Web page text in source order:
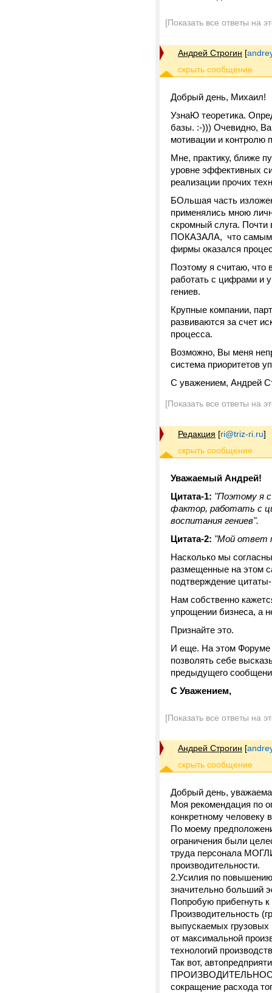
[Показать все ответы на
Андрей Строгин [
Добрый день, Михаил!
УзнаЮ теоретика.
базы. :-))) Очевидно,
мотивации и контролю
Мне, практику, ближе
уровне эффективных
реализации прочих
БОльшая часть
применялись мною
скромный слуга.
ПОКАЗАЛА, что самым
фирмы оказался
Поэтому я считаю, что
работать с цифрами и
гениев.
Крупные компании,
развиваются за счет
процесса.
Возможно, Вы меня
система приоритетов
С уважением, Андрей
[Показать все ответы на
Редакция [ri@triz-ri.ru]
Уважаемый Андрей!
Цитата-1: "Поэтому я
фактор, работать с
воспитания гениев".
Цитата-2: "Мой ответ
Насколько мы
размещенные на этом
подтверждение
Нам собственно
упрощении бизнеса, а
Признайте это.
И еще. На этом Форуме
позволять себе
предыдущего
С Уважением,
[Показать все ответы на
Андрей Строгин [
Добрый день,
Моя рекомендация по
конкретному человеку
По моему
ограничения были
труда персонала
производительности.
2.Усилия по
значительно больший
Попробую прибегнуть
Производительность
выпускаемых
от максимальной
технологий
Так вот,
сокращение расхода